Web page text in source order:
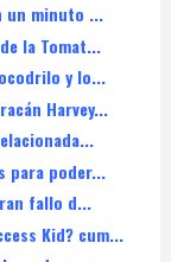
un minuto ...
la Tomat...
y lo...
Harvey...
para poder...
fallo d...
Kid? cum...